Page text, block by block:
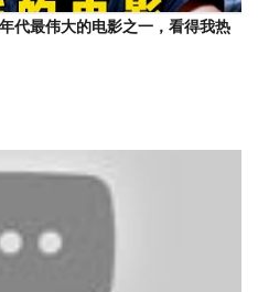
代最伟大的电影之一，看得我热